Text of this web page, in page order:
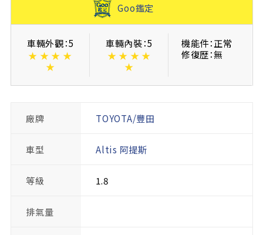
Goo鑑定
車輛外觀：5
★ ★ ★ ★
★
車輛內裝：5
★ ★ ★ ★
★
機能件：正常
修復歴：無
廠牌 TOYOTA/豐田
車型 Altis 阿提斯
等級 1.8
排氣量